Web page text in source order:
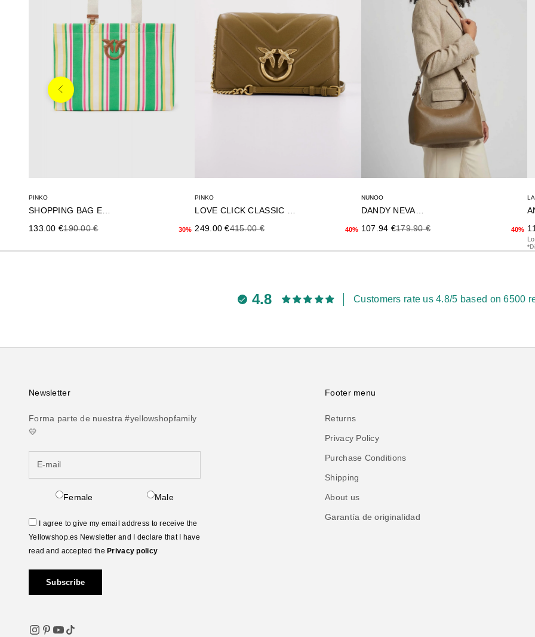
PINKO
SHOPPING BAG EXTRA
Precio de oferta
133.00 €Precio anterior
190.00 € 30%
PINKO
Precio de oferta
249.00 €Precio anterior
415.00 € 40%
NUNOO
Precio de oferta
107.94 €Precio anterior
179.90 € 40%
Anterior
4.8 Customers rate us 4.8/5 based on 6500
Newsletter
Forma parte de nuestra #yellowshopfamily
💛
Female Male
I agree to give my email address to receive the
Yellowshop.es Newsletter and I declare that I have
read and accepted thePrivacy policy
Subscribe
Footer menu
Returns
Privacy Policy
Purchase Conditions
Shipping
About us
Garantía de originalidad